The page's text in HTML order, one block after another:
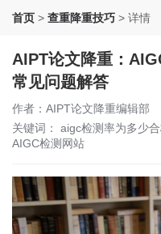
首页 > 查重降重技巧 > 详情
AIPT论文降重：
常见问题解答
作者：AIPT论文降重编辑部
关键词： aigc检测率为多少
AIGC检测网站